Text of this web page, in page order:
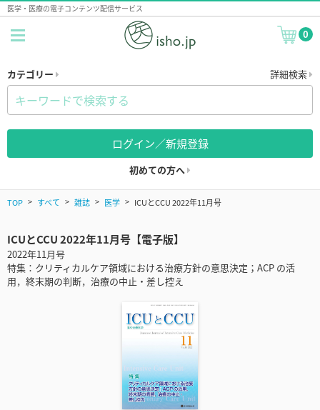
医学・医療の電子コンテンツ配信サービス
0
カテゴリー 詳細検索
ログイン／新規登録
初めての方へ
TOP すべて 雑誌 医学 ICUとCCU 2022年11月号
ICUとCCU 2022年11月号【電子版】
2022年11月号
特集：クリティカルケア領域における治療方針の意思決定；ACP の活
用，終末期の判断，治療の中止・差し控え